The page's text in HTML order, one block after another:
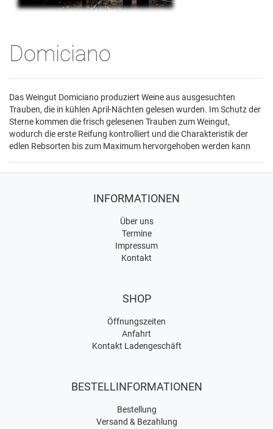
Domiciano
Das Weingut Domiciano produziert Weine aus ausgesuchten
Trauben, die in kühlen April-Nächten gelesen wurden. Im Schutz der
Sterne kommen die frisch gelesenen Trauben zum Weingut,
wodurch die erste Reifung kontrolliert und die Charakteristik der
edlen Rebsorten bis zum Maximum hervorgehoben werden kann
INFORMATIONEN
Über uns
Termine
Impressum
Kontakt
SHOP
Öffnungszeiten
Anfahrt
Kontakt Ladengeschäft
BESTELLINFORMATIONEN
Bestellung
Versand & Bezahlung